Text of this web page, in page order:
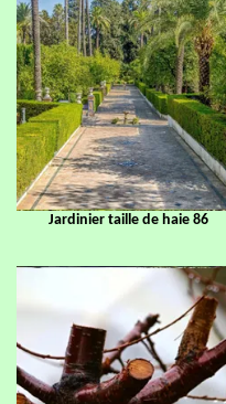
Jardinier taille de haie 86